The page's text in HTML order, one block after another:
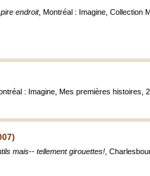
endroit, Montréal : Imagine, Collection
: Imagine, Mes premières histoires,
mais-- tellement girouettes! ,